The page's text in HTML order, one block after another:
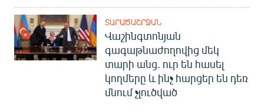
ՏԱՐԱԾԱՇՐՋԱՆ
Վաշինգտոնյան
գագաթնաժողովից մեկ
տարի անց. ուր են հասել
կողմերը և ինչ հարցեր են դեռ
մնում չլուծված